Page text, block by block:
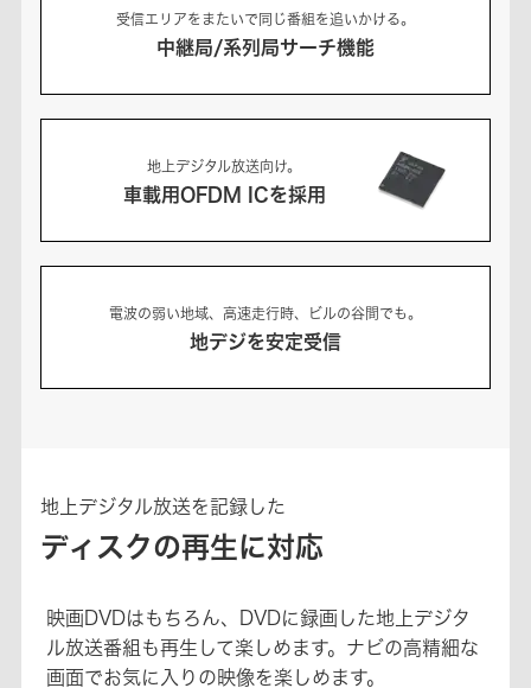
受信エリアをまたいで同じ番組を追いかける。
中継局/系列局サーチ機能
地上デジタル放送向け。
車載用OFDM ICを採用
電波の弱い地域、高速走行時、ビルの谷間でも。
地デジを安定受信
地上デジタル放送を記録した
ディスクの再生に対応
映画DVDはもちろん、DVDに録画した地上デジタ
ル放送番組も再生して楽しめます。ナビの高精細な
画面でお気に入りの映像を楽しめます。